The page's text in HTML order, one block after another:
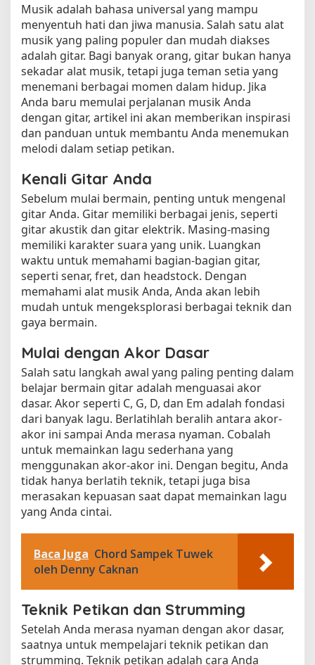
Musik adalah bahasa universal yang mampu
menyentuh hati dan jiwa manusia. Salah satu alat
musik yang paling populer dan mudah diakses
adalah gitar. Bagi banyak orang, gitar bukan hanya
sekadar alat musik, tetapi juga teman setia yang
menemani berbagai momen dalam hidup. Jika
Anda baru memulai perjalanan musik Anda
dengan gitar, artikel ini akan memberikan inspirasi
dan panduan untuk membantu Anda menemukan
melodi dalam setiap petikan.
Kenali Gitar Anda
Sebelum mulai bermain, penting untuk mengenal
gitar Anda. Gitar memiliki berbagai jenis, seperti
gitar akustik dan gitar elektrik. Masing-masing
memiliki karakter suara yang unik. Luangkan
waktu untuk memahami bagian-bagian gitar,
seperti senar, fret, dan headstock. Dengan
memahami alat musik Anda, Anda akan lebih
mudah untuk mengeksplorasi berbagai teknik dan
gaya bermain.
Mulai dengan Akor Dasar
Salah satu langkah awal yang paling penting dalam
belajar bermain gitar adalah menguasai akor
dasar. Akor seperti C, G, D, dan Em adalah fondasi
dari banyak lagu. Berlatihlah beralih antara akor-
akor ini sampai Anda merasa nyaman. Cobalah
untuk memainkan lagu sederhana yang
menggunakan akor-akor ini. Dengan begitu, Anda
tidak hanya berlatih teknik, tetapi juga bisa
merasakan kepuasan saat dapat memainkan lagu
yang Anda cintai.
Baca Juga Chord Sampek Tuwek
oleh Denny Caknan
Teknik Petikan dan Strumming
Setelah Anda merasa nyaman dengan akor dasar,
saatnya untuk mempelajari teknik petikan dan
strumming. Teknik petikan adalah cara Anda